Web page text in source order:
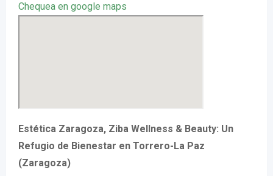
Chequea en google maps
Estética Zaragoza, Ziba Wellness & Beauty: Un
Refugio de Bienestar en Torrero-La Paz
(Zaragoza)